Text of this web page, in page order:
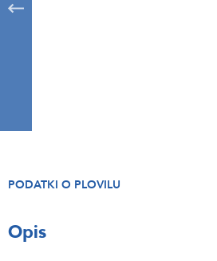
PODATKI O PLOVILU
Opis